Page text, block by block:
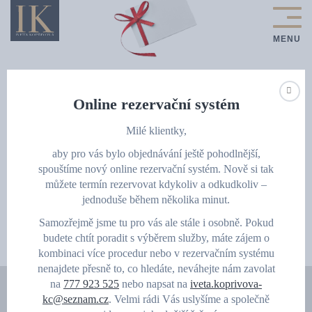
Dárkové poukazy
OBJEVTE
Online rezervační systém
Milé klientky,
aby pro vás bylo objednávání ještě pohodlnější,
spouštíme nový online rezervační systém. Nově si tak
můžete termín rezervovat kdykoliv a odkudkoliv –
jednoduše během několika minut.
Samozřejmě jsme tu pro vás ale stále i osobně. Pokud
budete chtít poradit s výběrem služby, máte zájem o
kombinaci více procedur nebo v rezervačním systému
nenajdete přesně to, co hledáte, neváhejte nám zavolat
na 777 923 525 nebo napsat na iveta.koprivova-
kc@seznam.cz. Velmi rádi Vás uslyšíme a společně